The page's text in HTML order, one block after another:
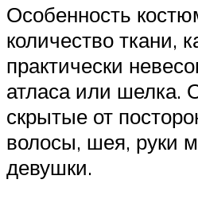
Особенность
количество ткани,
практически
атласа или шелка.
скрытые от
волосы, шея, руки
девушки.